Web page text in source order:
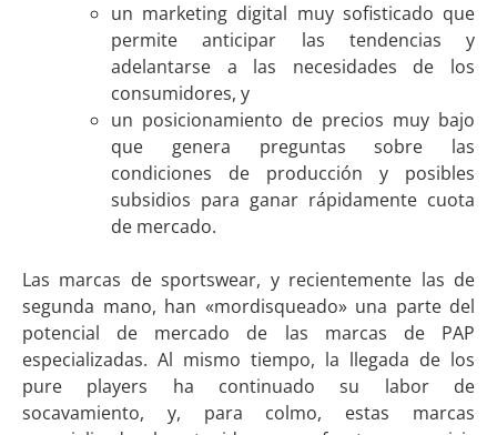
un marketing digital muy sofisticado que
permite anticipar las tendencias y
adelantarse a las necesidades de los
consumidores, y
un posicionamiento de precios muy bajo
que genera preguntas sobre las
condiciones de producción y posibles
subsidios para ganar rápidamente cuota
de mercado.
Las marcas de sportswear, y recientemente las de
segunda mano, han «mordisqueado» una parte del
potencial de mercado de las marcas de PAP
especializadas. Al mismo tiempo, la llegada de los
pure players ha continuado su labor de
socavamiento, y, para colmo, estas marcas